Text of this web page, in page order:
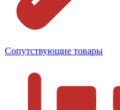
Сопутствующие товары